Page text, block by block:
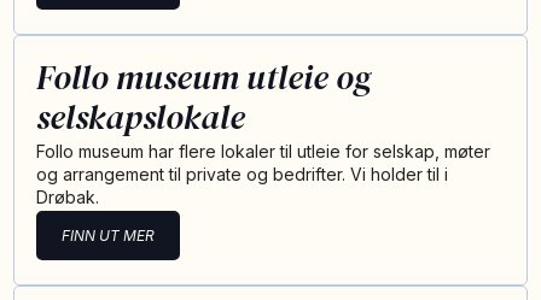
Follo museum utleie og
selskapslokale
Follo museum har flere lokaler til utleie for selskap, møter
og arrangement til private og bedrifter. Vi holder til i
Drøbak.
FINN UT MER